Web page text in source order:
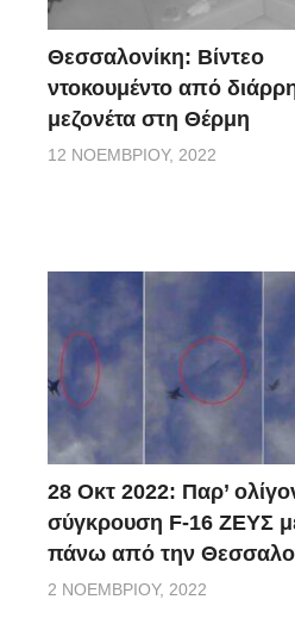
Θεσσαλονίκη: Βίντεο
ντοκουμέντο από
μεζονέτα στη Θέρμη
12 ΝΟΕΜΒΡΊΟΥ, 2022
28 Οκτ 2022: Παρ’
σύγκρουση F-16 ΖΕΥΣ
πάνω από την
2 ΝΟΕΜΒΡΊΟΥ, 2022